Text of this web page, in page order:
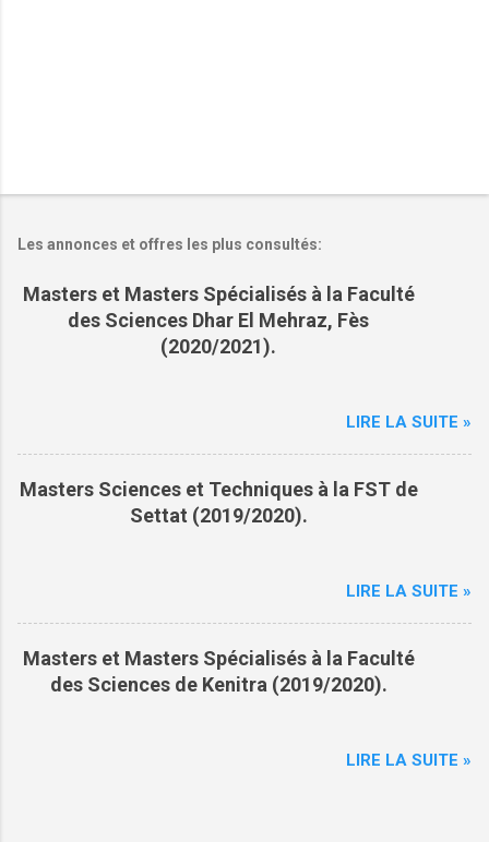
Les annonces et offres les plus consultés:
Masters et Masters Spécialisés à la Faculté
des Sciences Dhar El Mehraz, Fès
(2020/2021).
LIRE LA SUITE »
Masters Sciences et Techniques à la FST de
Settat (2019/2020).
LIRE LA SUITE »
Masters et Masters Spécialisés à la Faculté
des Sciences de Kenitra (2019/2020).
LIRE LA SUITE »